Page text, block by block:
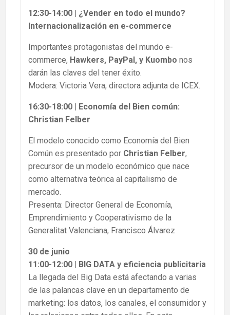
12:30-14:00 | ¿Vender en todo el mundo?
Internacionalización en e-commerce
Importantes protagonistas del mundo e-
commerce, Hawkers, PayPal, y Kuombo nos
darán las claves del tener éxito.
Modera: Victoria Vera, directora adjunta de ICEX.
16:30-18:00 | Economía del Bien común:
Christian Felber
El modelo conocido como Economía del Bien
Común es presentado por Christian Felber,
precursor de un modelo económico que nace
como alternativa teórica al capitalismo de
mercado.
Presenta: Director General de Economía,
Emprendimiento y Cooperativismo de la
Generalitat Valenciana, Francisco Álvarez
30 de junio
11:00-12:00 | BIG DATA y eficiencia publicitaria
La llegada del Big Data está afectando a varias
de las palancas clave en un departamento de
marketing: los datos, los canales, el consumidor y